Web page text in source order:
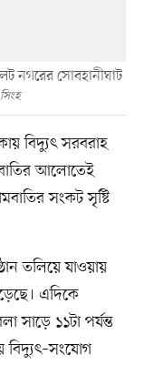
নগরের সোবহানীঘাট
বিদ্যুৎ সরবরাহ
আলোতেই
সংকট সৃষ্টি
তলিয়ে যাওয়ায়
এদিকে
সাড়ে ১১টা পর্যন্ত
বিদ্যুৎ–সংযোগ